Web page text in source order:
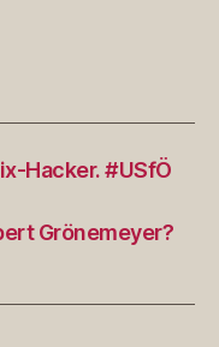
Hacker. #USfÖ
Grönemeyer?